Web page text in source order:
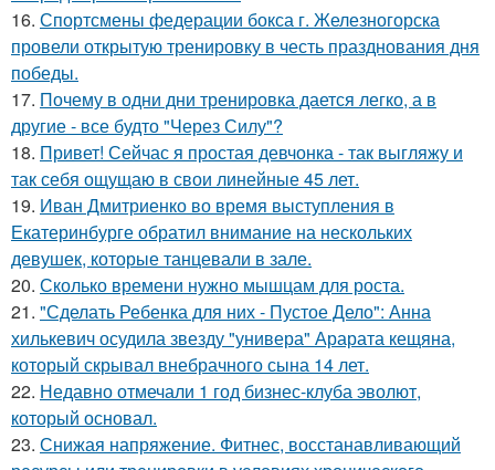
16. Спортсмены федерации бокса г. Железногорска
провели открытую тренировку в честь празднования дня
победы.
17. Почему в одни дни тренировка дается легко, а в
другие - все будто "Через Силу"?
18. Привет! Сейчас я простая девчонка - так выгляжу и
так себя ощущаю в свои линейные 45 лет.
19. Иван Дмитриенко во время выступления в
Екатеринбурге обратил внимание на нескольких
девушек, которые танцевали в зале.
20. Сколько времени нужно мышцам для роста.
21. "Сделать Ребенка для них - Пустое Дело": Анна
хилькевич осудила звезду "универа" Арарата кещяна,
который скрывал внебрачного сына 14 лет.
22. Недавно отмечали 1 год бизнес-клуба эволют,
который основал.
23. Снижая напряжение. Фитнес, восстанавливающий